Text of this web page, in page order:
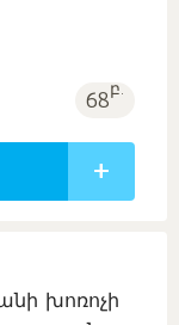
68բ.